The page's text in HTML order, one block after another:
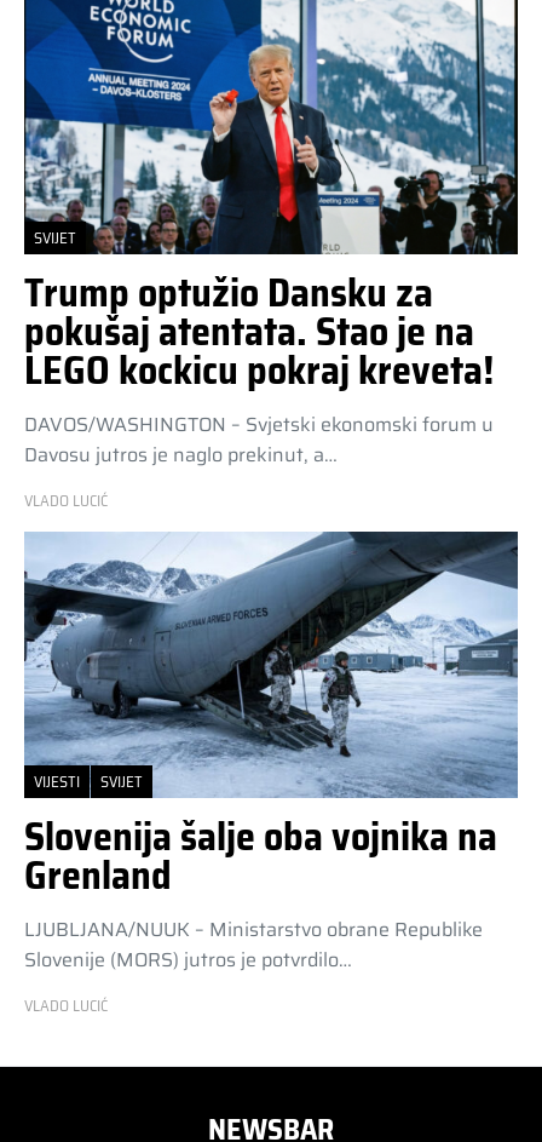
SVIJET
Trump optužio Dansku za
pokušaj atentata. Stao je na
LEGO kockicu pokraj kreveta!
DAVOS/WASHINGTON – Svjetski ekonomski forum u
Davosu jutros je naglo prekinut, a…
VLADO LUCIĆ
VIJESTI SVIJET
Slovenija šalje oba vojnika na
Grenland
LJUBLJANA/NUUK – Ministarstvo obrane Republike
Slovenije (MORS) jutros je potvrdilo…
VLADO LUCIĆ
NEWSBAR